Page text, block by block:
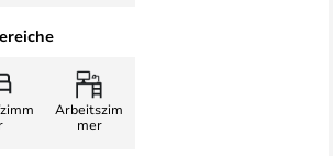
Arbeitszim
mer